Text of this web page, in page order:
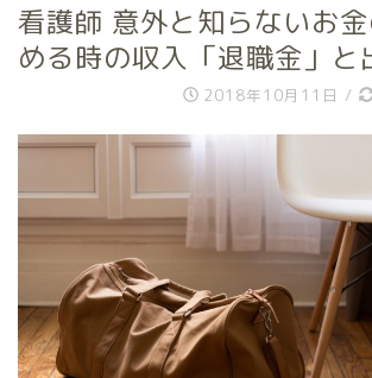
看護師 意外と知らないお
める時の収入「退職金」と
2018年10月11日 /